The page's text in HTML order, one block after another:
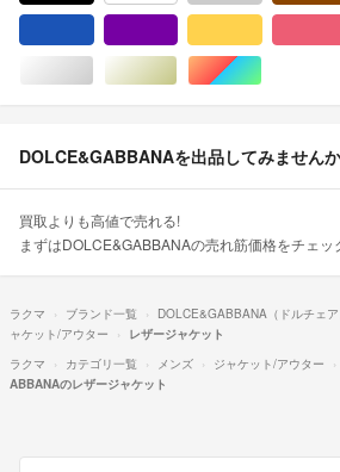
シルバー/銀色系ゴールド/金色系マルチカラ
DOLCE&GABBANAを出品してみません
買取よりも高値で売れる!
まずはDOLCE&GABBANAの売れ筋価格をチェッ
ラクマ ブランド一覧 DOLCE&GABBANA（ドルチェア
ャケット/アウター
レザージャケット
ラクマ
カテゴリ一覧 メンズ ジャケット/アウター
ABBANAのレザージャケット